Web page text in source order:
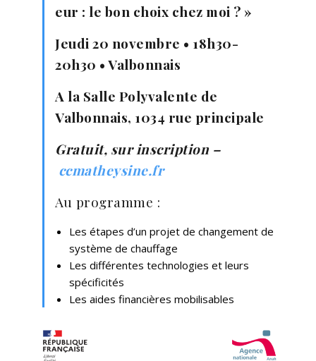
eur : le bon choix chez moi ? »
Jeudi 20 novembre • 18h30-
20h30 • Valbonnais
A la Salle Polyvalente de
Valbonnais, 1034 rue principale
Gratuit, sur inscription –
ccmatheysine.fr
Au programme :
Les étapes d’un projet de changement de
système de chauffage
Les différentes technologies et leurs
spécificités
Les aides financières mobilisables